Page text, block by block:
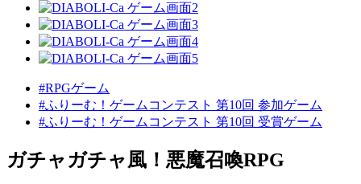
#RPGゲーム
#ふりーむ！ゲームコンテスト 第10回 参加ゲーム
#ふりーむ！ゲームコンテスト 第10回 受賞ゲーム
ガチャガチャ風！悪魔召喚RPG